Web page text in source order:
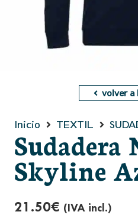
volver a
Inicio TEXTIL
Sudadera
Skyline
21.50€ (IVA incl.)